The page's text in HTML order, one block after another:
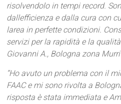
risolvendolo in tempi record.
dallefficienza e dalla cura con
larea in perfette condizioni.
servizi per la rapidità e la
Giovanni A., Bologna zona Murri
“Ho avuto un problema con il
FAAC e mi sono rivolta a
risposta è stata immediata e